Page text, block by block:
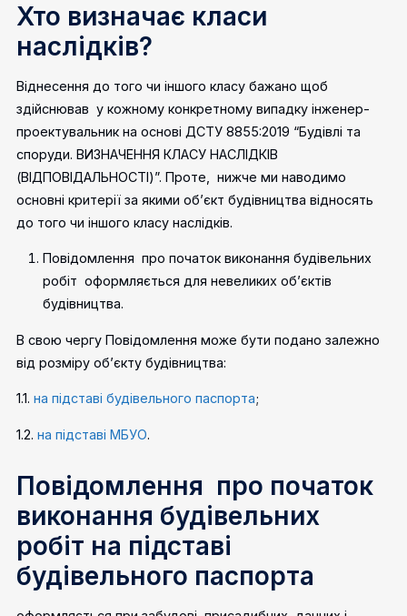
Хто визначає класи
наслідків?
Віднесення до того чи іншого класу бажано щоб
здійснював у кожному конкретному випадку інженер-
проектувальник на основі ДСТУ 8855:2019 “Будівлі та
споруди. ВИЗНАЧЕННЯ КЛАСУ НАСЛІДКІВ
(ВІДПОВІДАЛЬНОСТІ)”. Проте, нижче ми наводимо
основні критерії за якими об’єкт будівництва відносять
до того чи іншого класу наслідків.
Повідомлення про початок виконання будівельних
робіт оформляється для невеликих об’єктів
будівництва.
В свою чергу Повідомлення може бути подано залежно
від розміру об’єкту будівництва:
1.1.на підставі будівельного паспорта;
1.2.на підставі МБУО.
Повідомлення про початок
виконання будівельних
робіт на підставі
будівельного паспорта